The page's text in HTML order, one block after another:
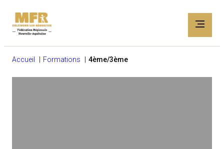
Accueil Formations 4ème/3ème